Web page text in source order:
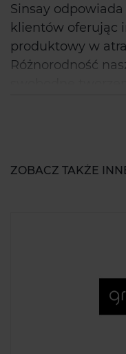
Sinsay
klientów oferując
produktowy w
Różnorodność
stanowią
miejski styl.
pielęgnacji, a
ZOBACZ TAKŻE